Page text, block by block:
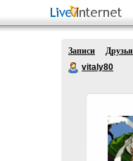
Записи Друзья
vitaly80